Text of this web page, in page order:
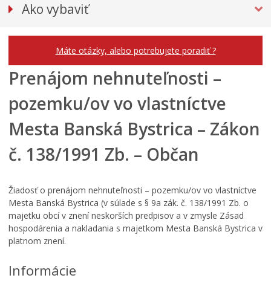
Ako vybaviť
Máte otázky, alebo potrebujete poradiť ?
Prenájom nehnuteľnosti –
pozemku/ov vo vlastníctve
Mesta Banská Bystrica – Zákon
č. 138/1991 Zb. – Občan
Žiadosť o prenájom nehnuteľnosti – pozemku/ov vo vlastníctve
Mesta Banská Bystrica (v súlade s § 9a zák. č. 138/1991 Zb. o
majetku obcí v znení neskorších predpisov a v zmysle Zásad
hospodárenia a nakladania s majetkom Mesta Banská Bystrica v
platnom znení.
Informácie